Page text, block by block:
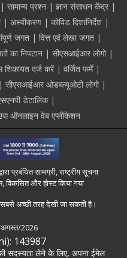
सामान्य प्रश्न
ज्ञान संसाधन केंद्र
अस्वीकरण
कोविड दिशानिर्देश
जगत
वित्त एवं लेखा जगत
का निपटान
सीएसआईआर लोगो
दर्ज करें
वर्जित फर्में
सीएसआईआर ओडब्ल्यूओटी लोगो
डेटालिंक
ऑनलाइन वेब एप्लीकेशन
प्रबंधित सामग्री, राष्ट्रीय सूचना
विकसित और होस्ट किया गया
अच्छी तरह देखी जा सकती है।
2026
143987
सदस्यता लेने के लिए, अपना ईमेल